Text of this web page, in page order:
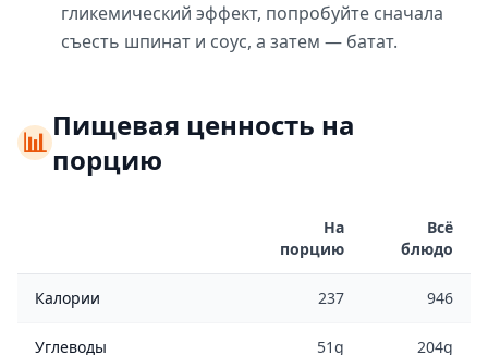
гликемический эффект, попробуйте сначала
съесть шпинат и соус, а затем — батат.
📊Пищевая ценность на
порцию
На
порцию
Всё
блюдо
Калории 237 946
Углеводы 51g 204g